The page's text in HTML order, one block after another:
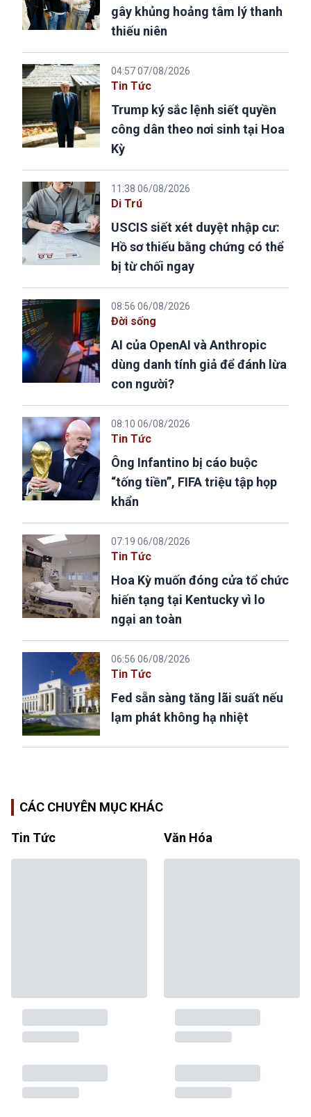
gây khủng hoảng tâm lý thanh
thiếu niên
04:57 07/08/2026
Tin Tức
Trump ký sắc lệnh siết quyền
công dân theo nơi sinh tại Hoa
Kỳ
11:38 06/08/2026
Di Trú
USCIS siết xét duyệt nhập cư:
Hồ sơ thiếu bằng chứng có thể
bị từ chối ngay
08:56 06/08/2026
Đời sống
AI của OpenAI và Anthropic
dùng danh tính giả để đánh lừa
con người?
08:10 06/08/2026
Tin Tức
Ông Infantino bị cáo buộc
“tống tiền”, FIFA triệu tập họp
khẩn
07:19 06/08/2026
Tin Tức
Hoa Kỳ muốn đóng cửa tổ chức
hiến tạng tại Kentucky vì lo
ngại an toàn
06:56 06/08/2026
Tin Tức
Fed sẵn sàng tăng lãi suất nếu
lạm phát không hạ nhiệt
CÁC CHUYÊN MỤC KHÁC
Tin Tức Văn Hóa